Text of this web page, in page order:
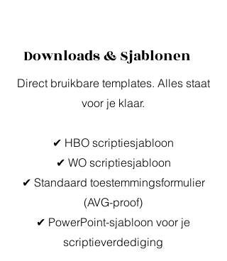
Downloads & Sjablonen
Direct bruikbare templates. Alles staat
voor je klaar.
✔ HBO scriptiesjabloon
✔ WO scriptiesjabloon
✔ Standaard toestemmingsformulier
(AVG-proof)
✔ PowerPoint-sjabloon voor je
scriptieverdediging